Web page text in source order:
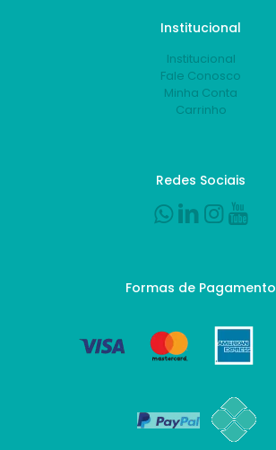
Institucional
Institucional
Fale Conosco
Minha Conta
Carrinho
Redes Sociais
Formas de Pagamento